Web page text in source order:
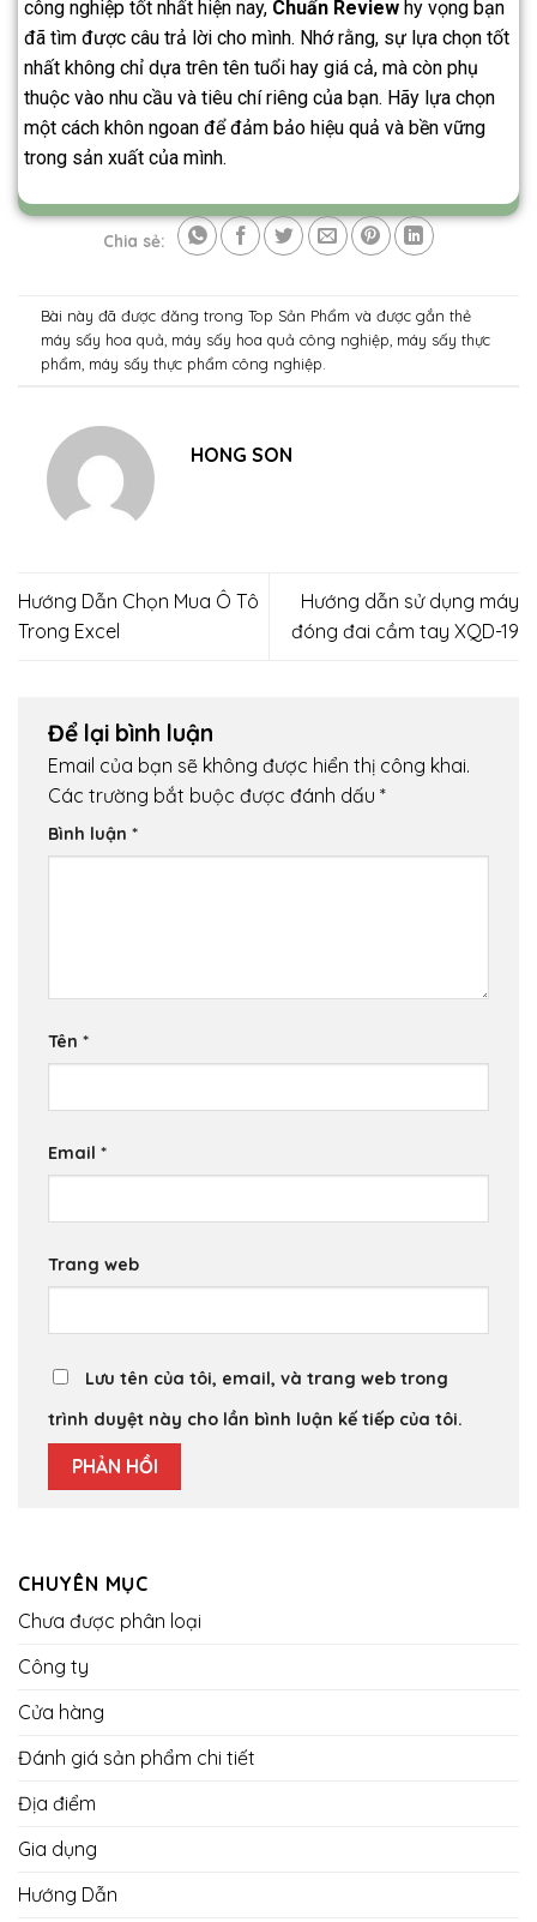
công nghiệp tốt nhất hiện nay, Chuẩn Review hy vọng bạn
đã tìm được câu trả lời cho mình. Nhớ rằng, sự lựa chọn tốt
nhất không chỉ dựa trên tên tuổi hay giá cả, mà còn phụ
thuộc vào nhu cầu và tiêu chí riêng của bạn. Hãy lựa chọn
một cách khôn ngoan để đảm bảo hiệu quả và bền vững
trong sản xuất của mình.
Chia sẻ:
Bài này đã được đăng trongTop Sản Phẩm và được gắn thẻ
máy sấy hoa quả, máy sấy hoa quả công nghiệp, máy sấy thực
phẩm, máy sấy thực phẩm công nghiệp.
HONG SON
Hướng Dẫn Chọn Mua Ô Tô
Trong Excel
Hướng dẫn sử dụng máy
đóng đai cầm tay XQD-19
Để lại bình luận
Email của bạn sẽ không được hiển thị công khai.
Các trường bắt buộc được đánh dấu *
Bình luận *
Tên *
Email *
Trang web
Lưu tên của tôi, email, và trang web trong
trình duyệt này cho lần bình luận kế tiếp của tôi.
CHUYÊN MỤC
Chưa được phân loại
Công ty
Cửa hàng
Đánh giá sản phẩm chi tiết
Địa điểm
Gia dụng
Hướng Dẫn